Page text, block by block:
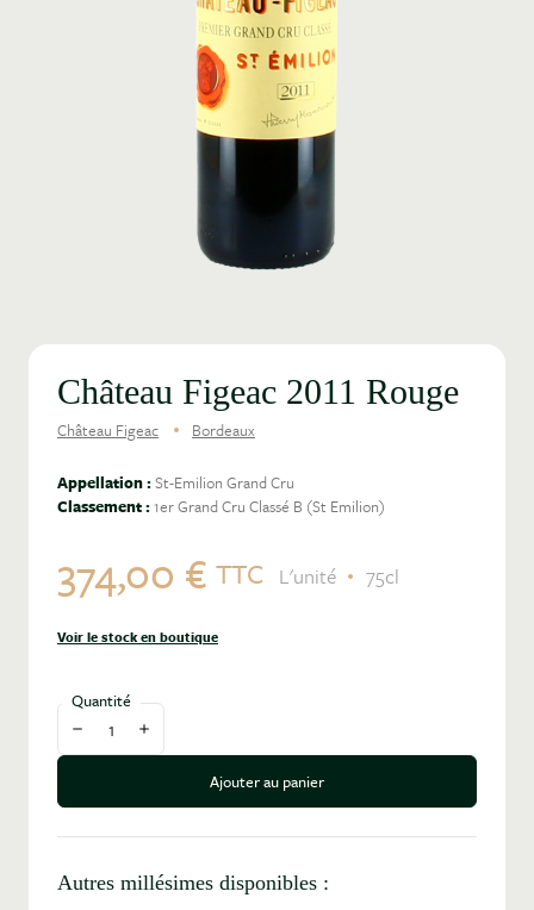
Château Figeac 2011 Rouge
Château Figeac Bordeaux
Appellation :St-Emilion Grand Cru
Classement :1er Grand Cru Classé B (St Emilion)
374,00 € TTC L'unité 75cl
Voir le stock en boutique
Quantité
Diminuer la quantité
Augmenter la quantité
Ajouter au panier
Autres millésimes disponibles :